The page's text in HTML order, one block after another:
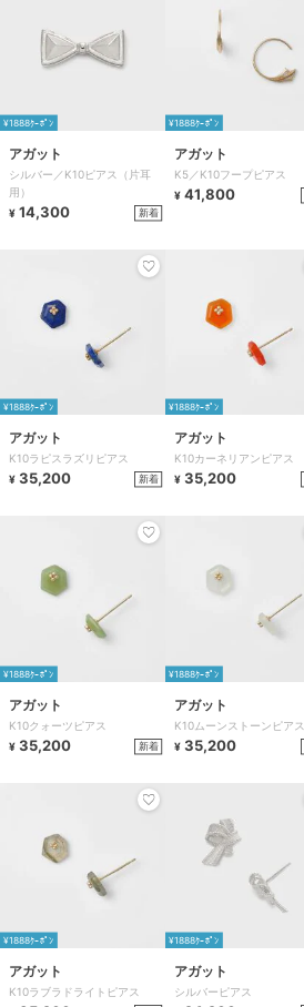
¥1888ｸｰﾎﾟﾝ
アガット
シルバー／K10ピアス（片耳
用）
¥ 14,300 新着
¥1888ｸｰﾎﾟﾝ
アガット
K5／K10フープピアス
¥ 41,800
¥1888ｸｰﾎﾟﾝ
アガット
K10ラピスラズリピアス
¥ 35,200 新着
¥1888ｸｰﾎﾟﾝ
アガット
K10カーネリアンピアス
¥ 35,200
¥1888ｸｰﾎﾟﾝ
アガット
K10クォーツピアス
¥ 35,200 新着
¥1888ｸｰﾎﾟﾝ
アガット
K10ムーンストーンピアス
¥ 35,200
¥1888ｸｰﾎﾟﾝ
アガット
K10ラブラドライトピアス
¥1888ｸｰﾎﾟﾝ
アガット
シルバーピアス